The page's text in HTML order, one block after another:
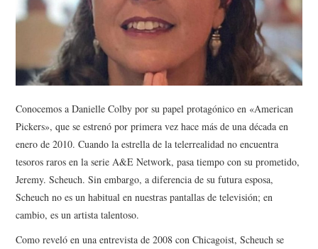
TECHNOLOGY
Conocemos a Danielle Colby por su papel protagónico en «American
Pickers», que se estrenó por primera vez hace más de una década en
enero de 2010. Cuando la estrella de la telerrealidad no encuentra
tesoros raros en la serie A&E Network, pasa tiempo con su prometido,
Jeremy. Scheuch. Sin embargo, a diferencia de su futura esposa,
Scheuch no es un habitual en nuestras pantallas de televisión; en
cambio, es un artista talentoso.
Como reveló en una entrevista de 2008 con Chicagoist, Scheuch se